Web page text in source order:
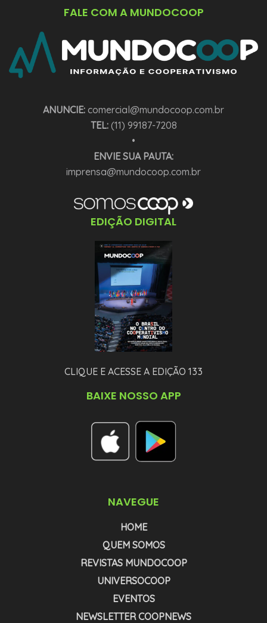
FALE COM A MUNDOCOOP
ANUNCIE: comercial@mundocoop.com.br
TEL:(11) 99187-7208
•
ENVIE SUA PAUTA:
imprensa@mundocoop.com.br
EDIÇÃO DIGITAL
CLIQUE E ACESSE A EDIÇÃO 133
BAIXE NOSSO APP
NAVEGUE
HOME
QUEM SOMOS
REVISTAS MUNDOCOOP
UNIVERSOCOOP
EVENTOS
NEWSLETTER COOPNEWS